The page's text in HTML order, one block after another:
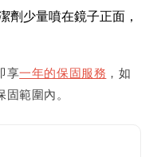
劑少量噴在鏡子正面，
享一年的保固服務 ，如
範圍內。